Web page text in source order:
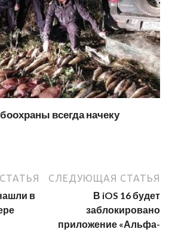
всегда начеку
в
СЛЕДУЮЩАЯ СТАТЬЯ
В iOS 16 будет
заблокировано
приложение «Альфа-